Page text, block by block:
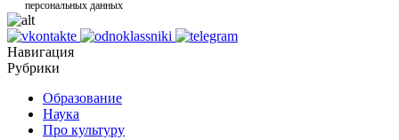
персональных данных
Навигация
Рубрики
Образование
Наука
Про культуру